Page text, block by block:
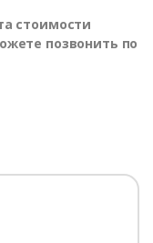
стоимости
позвонить по